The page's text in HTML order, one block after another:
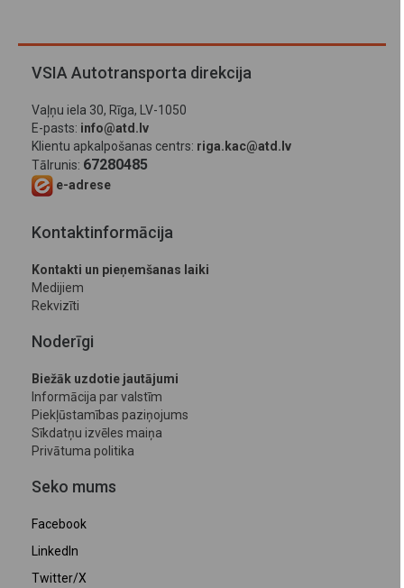
VSIA Autotransporta direkcija
Vaļņu iela 30, Rīga, LV-1050
E-pasts: info@atd.lv
Klientu apkalpošanas centrs: riga.kac@atd.lv
Tālrunis: 67280485
e-adrese
Kontaktinformācija
Kontakti un pieņemšanas laiki
Medijiem
Rekvizīti
Noderīgi
Biežāk uzdotie jautājumi
Informācija par valstīm
Piekļūstamības paziņojums
Sīkdatņu izvēles maiņa
Privātuma politika
Seko mums
Facebook
LinkedIn
Twitter/X